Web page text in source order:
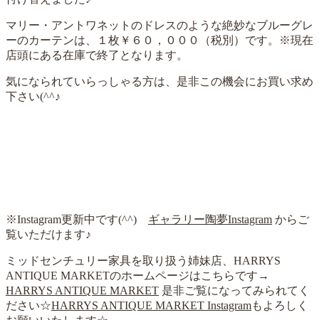
マリー・アントワネットのドレスのような絶妙なブルーグレ
ーのカーテンは、１枚￥６０，０００（税別）です。※現在
店頭にある在庫で終了となります。
気になられていらっしゃる方は、是非この機会にお買い求め
下さい(^^♪
※Instagram更新中です(^^) ギャラリー陶夢Instagram からご
覧いただけます♪
ミッドセンチュリー家具を取り扱う姉妹店、HARRYS
ANTIQUE MARKETのホームページはこちらです→
HARRYS ANTIQUE MARKET 是非ご覧になってみられてく
ださい☆HARRYS ANTIQUE MARKET Instagramもよろしく